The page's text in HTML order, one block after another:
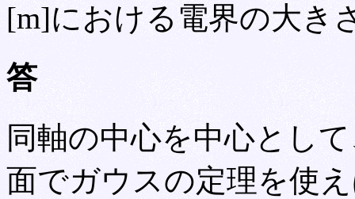
[m]における電界の大き
答
同軸の中心を中心とし
面でガウスの定理を使